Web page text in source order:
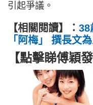
引起爭議。
【相關閱讀】： 38
「阿梅」 撰長文
【點擊睇傅穎